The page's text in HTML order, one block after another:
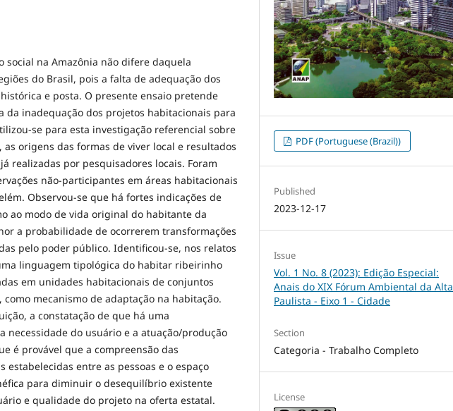
social na Amazônia não difere daquela
do Brasil, pois a falta de adequação dos
e posta. O presente ensaio pretende
da inadequação dos projetos habitacionais para
se para esta investigação referencial sobre
origens das formas de viver local e resultados
realizadas por pesquisadores locais. Foram
não-participantes em áreas habitacionais
Observou-se que há fortes indicações de
ao modo de vida original do habitante da
a probabilidade de ocorrerem transformações
pelo poder público. Identificou-se, nos relatos
linguagem tipológica do habitar ribeirinho
em unidades habitacionais de conjuntos
como mecanismo de adaptação na habitação.
a constatação de que há uma
necessidade do usuário e a atuação/produção
é provável que a compreensão das
estabelecidas entre as pessoas e o espaço
para diminuir o desequilíbrio existente
e qualidade do projeto na oferta estatal.
PDF (Portuguese (Brazil))
Published
2023-12-17
Issue
Vol. 1 No. 8 (2023): Edição Especial:
Anais do XIX Fórum Ambiental da Alta
Paulista - Eixo 1 - Cidade
Section
Categoria - Trabalho Completo
License